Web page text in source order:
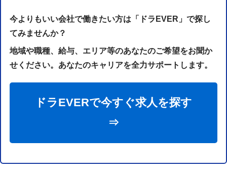
今よりもいい会社で働きたい方は「ドラEVER」で探し
てみませんか？
地域や職種、給与、エリア等のあなたのご希望をお聞か
せください。あなたのキャリアを全力サポートします。
ドラEVERで今すぐ求人を探す
⇒